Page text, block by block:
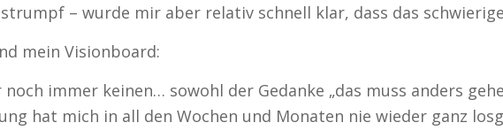
– wurde mir aber relativ schnell klar, dass das
mein Visionboard:
immer keinen… sowohl der Gedanke „das muss anders
hat mich in all den Wochen und Monaten nie wieder ganz